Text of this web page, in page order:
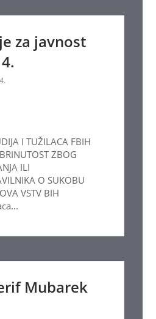
za javnost
I TUŽILACA FBIH
ZBOG
ILI
O SUKOBU
VSTV BIH
Mubarek